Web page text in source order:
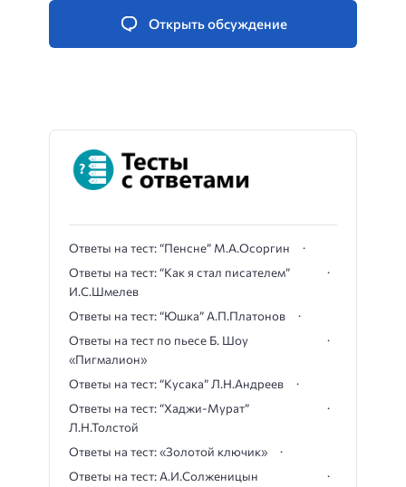
Открыть обсуждение
Ответы на тест: “Пенсне” М.А.Осоргин
Ответы на тест: “Как я стал писателем”
И.С.Шмелев
Ответы на тест: “Юшка” А.П.Платонов
Ответы на тест по пьесе Б. Шоу
«Пигмалион»
Ответы на тест: “Кусака” Л.Н.Андреев
Ответы на тест: “Хаджи-Мурат”
Л.Н.Толстой
Ответы на тест: «Золотой ключик»
Ответы на тест: А.И.Солженицын